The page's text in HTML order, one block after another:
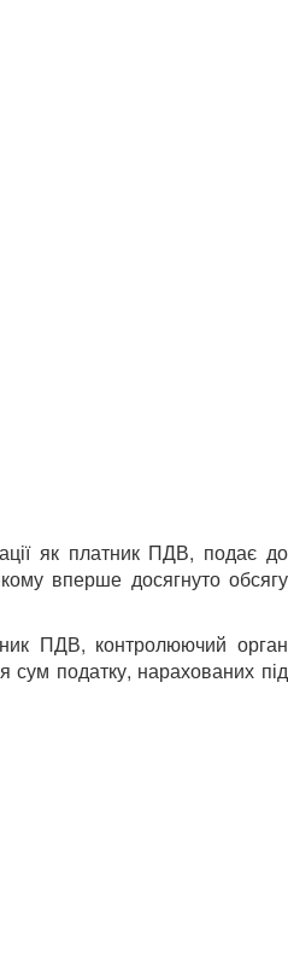
як платник ПДВ, подає до
вперше досягнуто обсягу
ПДВ, контролюючий орган
сум податку, нарахованих під